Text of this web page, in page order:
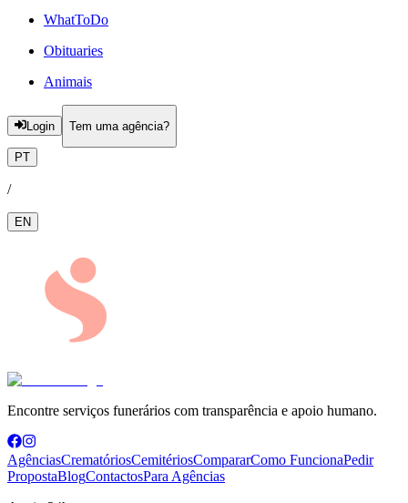
WhatToDo
Obituaries
Animais
Login Tem uma agência?
PT
/
EN
Encontre serviços funerários com transparência e apoio humano.
AgênciasCrematóriosCemitériosCompararComo FuncionaPedir
PropostaBlogContactosPara Agências